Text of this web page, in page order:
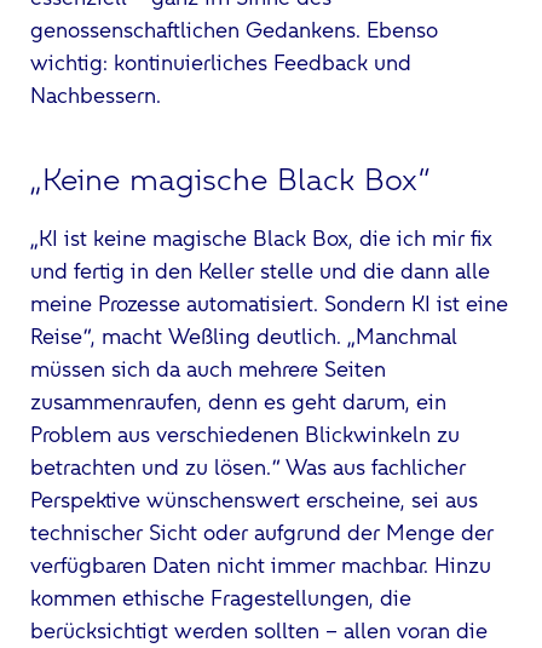
genossenschaftlichen Gedankens. Ebenso
wichtig: kontinuierliches Feedback und
Nachbessern.
„Keine magische Black Box“
„KI ist keine magische Black Box, die ich mir fix
und fertig in den Keller stelle und die dann alle
meine Prozesse automatisiert. Sondern KI ist eine
Reise“, macht Weßling deutlich. „Manchmal
müssen sich da auch mehrere Seiten
zusammenraufen, denn es geht darum, ein
Problem aus verschiedenen Blickwinkeln zu
betrachten und zu lösen.“ Was aus fachlicher
Perspektive wünschenswert erscheine, sei aus
technischer Sicht oder aufgrund der Menge der
verfügbaren Daten nicht immer machbar. Hinzu
kommen ethische Fragestellungen, die
berücksichtigt werden sollten – allen voran die